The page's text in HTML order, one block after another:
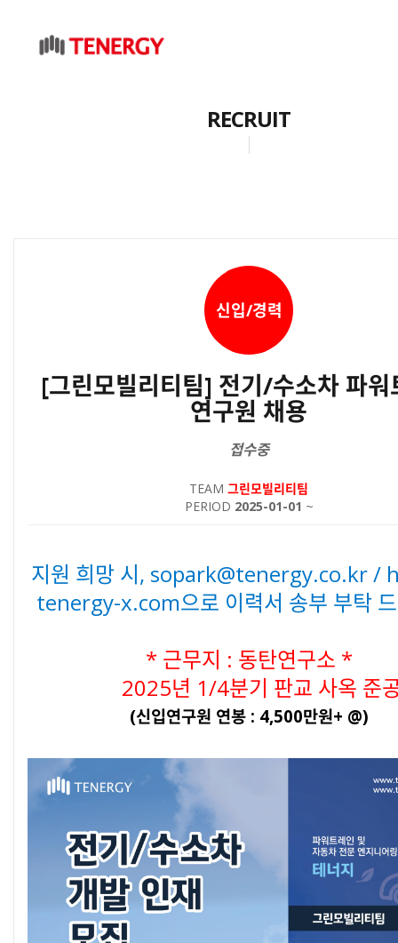
RECRUIT
신입/경력
[그린모빌리티팀] 전기/수소차 파워
연구원 채용
접수중
TEAM 그린모빌리티팀
PERIOD 2025-01-01 ~
본문
지원 희망 시, sopark@tenergy.co.kr /
tenergy-x.com으로 이력서 송부 부탁
* 근무지 : 동탄연구소 *
2025년 1/4분기 판교 사옥 준공
(신입연구원 연봉 : 4,500만원+ @)